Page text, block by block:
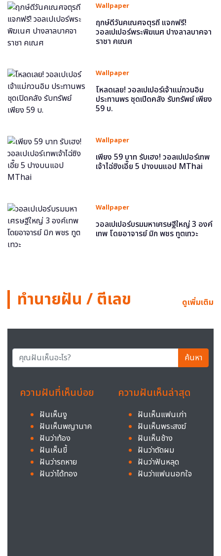
Wallpaper
ฤกษ์ดีวันคเณศจตุรถี แจกฟรี!
วอลเปเปอร์พระพิฆเนศ ปางลาลบาคจา
ราชา คเณศ
Wallpaper
โหลดเลย! วอลเปเปอร์เจ้าแม่กวนอิม
ประทานพร ชุดเปิดคลัง รับทรัพย์ เพียง
59 บ.
Wallpaper
เพียง 59 บาท รับเฮง! วอลเปเปอร์เทพ
เจ้าไฉ่ซิงเอี๊ย 5 ปางบนแอป MThai
Wallpaper
วอลเปเปอร์บรมมหาเศรษฐีใหญ่ 3 องค์
เทพ โดยอาจารย์ มิก พชร ทูตเทวะ
ทำนายฝัน / ตีเลข ดูเพิ่มเติม
ค้นหา
ความฝันที่เห็นบ่อย
ฝันเห็นงู
ฝันเห็นพญานาค
ฝันว่าท้อง
ฝันเห็นขี้
ฝันว่ารถหาย
ฝันว่าได้ทอง
ความฝันเห็นล่าสุด
ฝันเห็นแฟนเก่า
ฝันเห็นพระสงฆ์
ฝันเห็นช้าง
ฝันว่าตัดผม
ฝันว่าฟันหลุด
ฝันว่าแฟนนอกใจ